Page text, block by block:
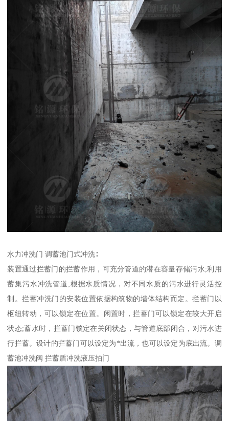
水力冲洗门 调蓄池门式冲洗∶
装置通过拦蓄门的拦蓄作用，可充分管道的潜在容量存储污水;利用
蓄集污水冲洗管道;根据水质情况，对不同水质的污水进行灵活控
制。拦蓄冲洗门的安装位置依据构筑物的墙体结构而定。拦蓄门以
枢纽转动，可以锁定在位置。闲置时，拦蓄门可以锁定在较大开启
状态;蓄水时，拦蓄门锁定在关闭状态，与管道底部闭合，对污水进
行拦蓄。设计的拦蓄门可以设定为*出流，也可以设定为底出流。调
蓄池冲洗阀 拦蓄盾冲洗液压拍门